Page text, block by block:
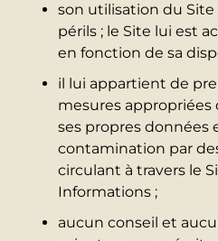
son utilisation du Site
périls ; le Site lui est
en fonction de sa
il lui appartient de
mesures appropriées
ses propres données
contamination par
circulant à travers le
Informations ;
aucun conseil et